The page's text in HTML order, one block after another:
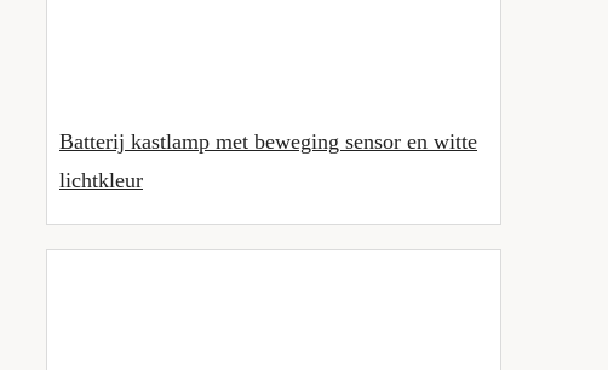
Batterij kastlamp met beweging sensor en witte
lichtkleur